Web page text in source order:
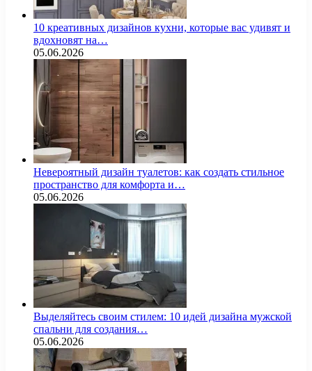
10 креативных дизайнов кухни, которые вас удивят и
вдохновят на…
05.06.2026
Невероятный дизайн туалетов: как создать стильное
пространство для комфорта и…
05.06.2026
Выделяйтесь своим стилем: 10 идей дизайна мужской
спальни для создания…
05.06.2026